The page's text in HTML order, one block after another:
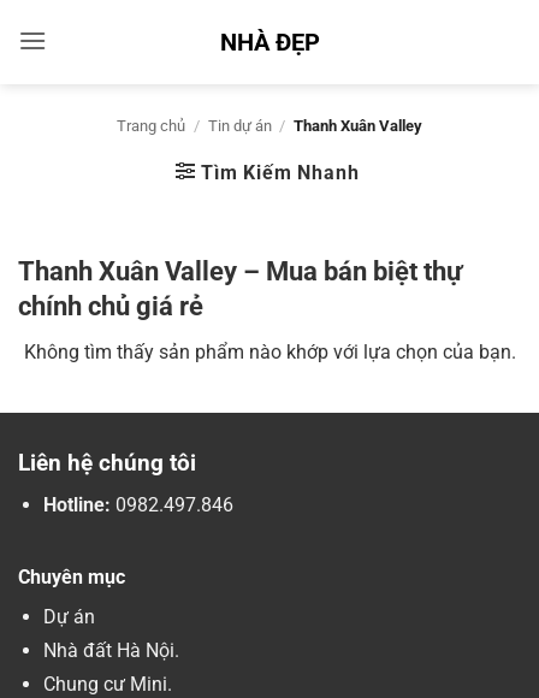
qua
NHÀ ĐẸP
Trang chủ / Tin dự án / Thanh Xuân Valley
Tìm Kiếm Nhanh
Thanh Xuân Valley – Mua bán biệt thự
chính chủ giá rẻ
Không tìm thấy sản phẩm nào khớp với lựa chọn của bạn.
Liên hệ chúng tôi
Hotline: 0982.497.846
Chuyên mục
Dự án
Nhà đất Hà Nội.
Chung cư Mini.